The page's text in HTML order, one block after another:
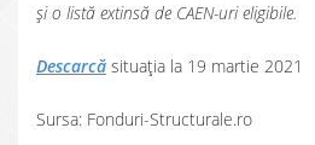
și o listă extinsă de CAEN-uri eligibile.
Descarcă situația la 19 martie 2021
Sursa: Fonduri-Structurale.ro